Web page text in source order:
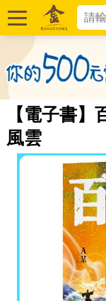
【電子書
風雲